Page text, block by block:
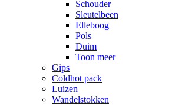
Schouder
Sleutelbeen
Elleboog
Pols
Duim
Toon meer
Gips
Coldhot pack
Luizen
Wandelstokken